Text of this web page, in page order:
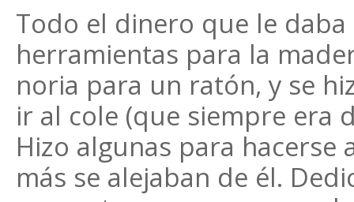
Todo el dinero que le
herramientas para la
noria para un ratón, y se
ir al cole (que siempre era
Hizo algunas para
más se alejaban de él.